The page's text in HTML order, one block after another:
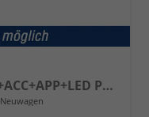
Limited DSG+eHK+360 KAM+ACC+APP+LED PLUS+17" LM+KLIMA
Neuwagen